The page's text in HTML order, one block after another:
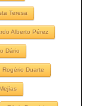
Teresa
Alberto Pérez
Dário
Rogério Duarte